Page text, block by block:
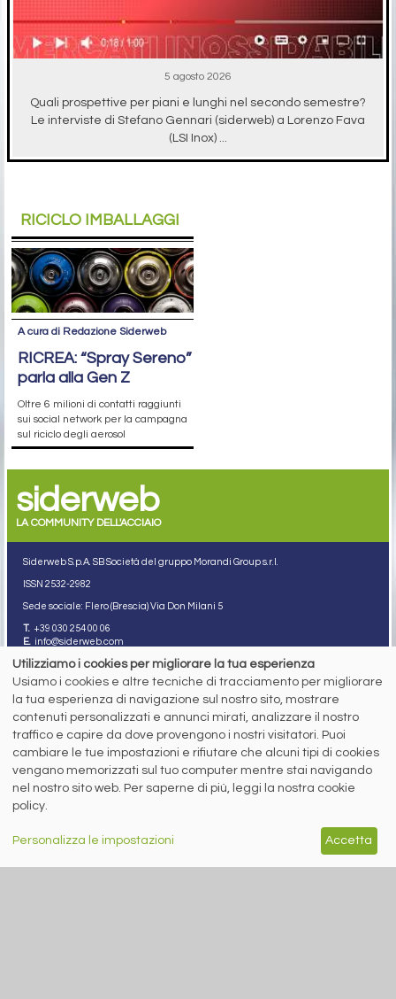
5 agosto 2026
Quali prospettive per piani e lunghi nel secondo semestre?
Le interviste di Stefano Gennari (siderweb) a Lorenzo Fava
(LSI Inox) ...
RICICLO IMBALLAGGI
A cura di Redazione Siderweb
RICREA: “Spray Sereno”
parla alla Gen Z
Oltre 6 milioni di contatti raggiunti
sui social network per la campagna
sul riciclo degli aerosol
siderweb
LA COMMUNITY DELL'ACCIAIO
Siderweb S.p.A. SB Società del gruppo Morandi Group s.r.l.
ISSN 2532-2982
Sede sociale: Flero (Brescia) Via Don Milani 5
T. +39 030 254 00 06
E. info@siderweb.com
Copyright siderweb spa sb
Tutti i diritti sono riservati
Privacy policy
Cookie policy
Digital Services Act Policy
MENU
NEWS
PREZZI ITALIA
SERVIZI
SEGUICI SUI NOSTRI
SOCIAL NETWORK
Utilizziamo i cookies per migliorare la tua esperienza
Usiamo i cookies e altre tecniche di tracciamento per migliorare
la tua esperienza di navigazione sul nostro sito, mostrare
contenuti personalizzati e annunci mirati, analizzare il nostro
traffico e capire da dove provengono i nostri visitatori. Puoi
cambiare le tue impostazioni e rifiutare che alcuni tipi di cookies
vengano memorizzati sul tuo computer mentre stai navigando
nel nostro sito web. Per saperne di più, leggi la nostra cookie
policy.
Personalizza le impostazioni Accetta